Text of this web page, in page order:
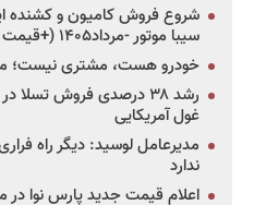
شروع فروش کامیون و کشنده
سیبا موتور -مرداد۱۴۰۵ (+قیمت و شرایط)
خودرو هست، مشتری نیست؛
رشد ۳۸ درصدی فروش
غول آمریکایی
مدیرعامل لوسید: دیگر راه
ندارد